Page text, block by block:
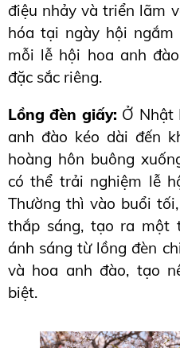
điệu nhảy và triển lãm
hóa tại ngày hội
mỗi lễ hội hoa anh
đặc sắc riêng.
Lồng đèn giấy: Ở Nhật
anh đào kéo dài đến
hoàng hôn buông
có thể trải nghiệm lễ
Thường thì vào buổi
thắp sáng, tạo ra một
ánh sáng từ lồng đèn
và hoa anh đào, tạo
biệt.